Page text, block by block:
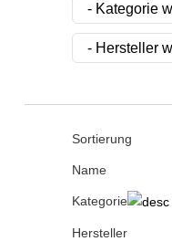
Sortierung
Name
Kategorie
Hersteller